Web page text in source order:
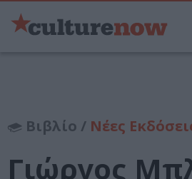
Βιβλίο / Νέες
Γιώργος